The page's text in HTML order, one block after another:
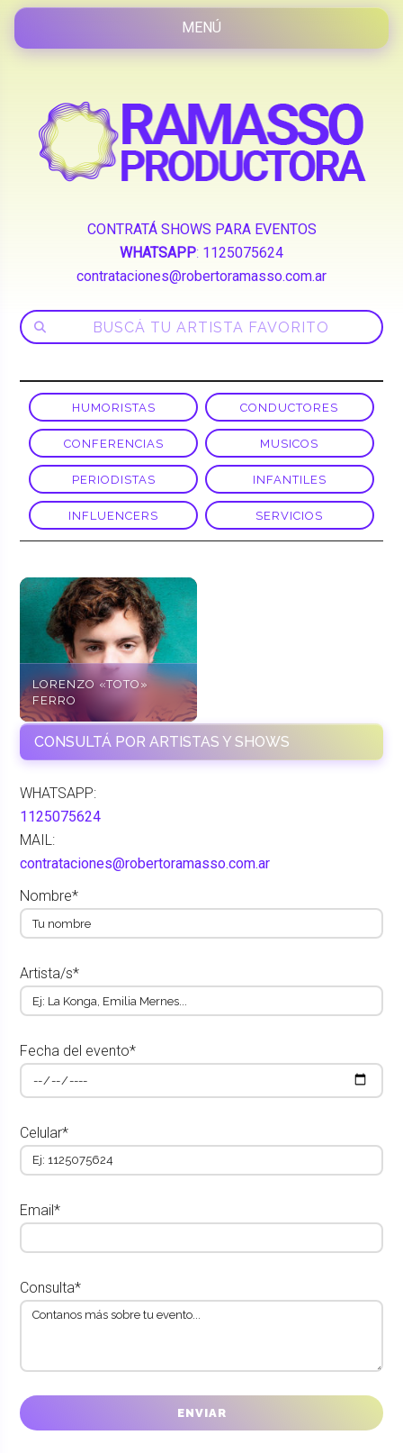
CONTRATÁ SHOWS PARA EVENTOS
WHATSAPP: 1125075624
contrataciones@robertoramasso.com.ar
HUMORISTAS CONDUCTORES
CONFERENCIAS MUSICOS
PERIODISTAS INFANTILES
INFLUENCERS SERVICIOS
LORENZO «TOTO»
FERRO
CONSULTÁ POR ARTISTAS Y SHOWS
WHATSAPP:
1125075624
MAIL:
contrataciones@robertoramasso.com.ar
Nombre*
Artista/s*
Fecha del evento*
Celular*
Email*
Consulta*